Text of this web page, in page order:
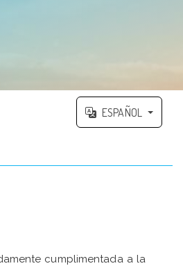
ESPAÑOL
cumplimentada a la